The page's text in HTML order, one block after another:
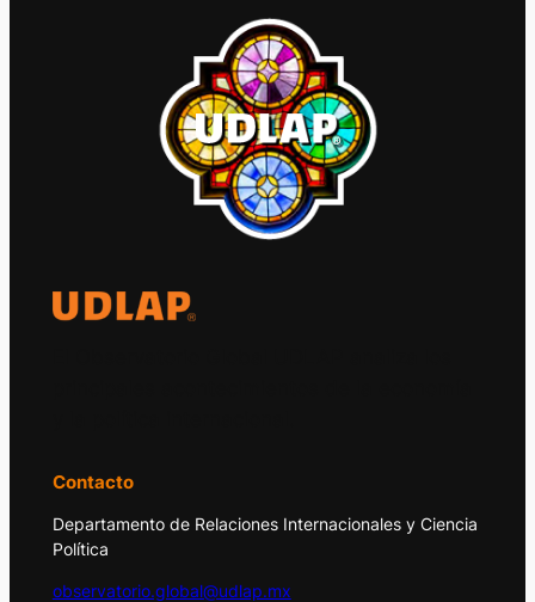
Contacto
Departamento de Relaciones Internacionales y Ciencia
Política
observatorio.global@udlap.mx